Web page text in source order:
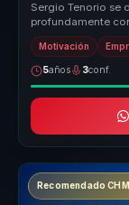
Sergio Tenorio se
profundamente
transformar sus
Motivación
5años 3conf.
Recomendado CHM